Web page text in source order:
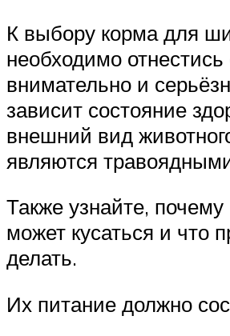
К выбору корма для
необходимо отнестись
внимательно и
зависит состояние
внешний вид
являются
Также узнайте,
может кусаться и что
делать.
Их питание должно